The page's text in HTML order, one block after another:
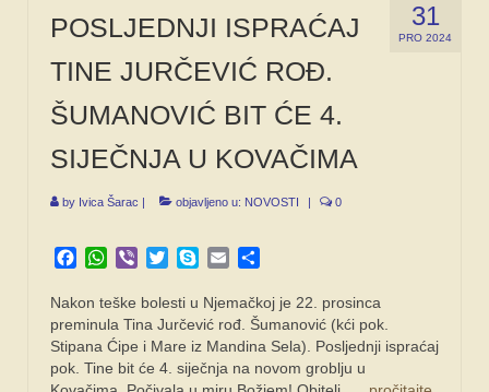
31
PRO 2024
POSLJEDNJI ISPRAĆAJ
TINE JURČEVIĆ ROĐ.
ŠUMANOVIĆ BIT ĆE 4.
SIJEČNJA U KOVAČIMA
by Ivica Šarac objavljeno u: NOVOSTI 0
Facebook
WhatsApp
Viber TwitterSkypeEmail
Nakon teške bolesti u Njemačkoj je 22. prosinca
preminula Tina Jurčević rođ. Šumanović (kći pok.
Stipana Ćipe i Mare iz Mandina Sela). Posljednji ispraćaj
pok. Tine bit će 4. siječnja na novom groblju u